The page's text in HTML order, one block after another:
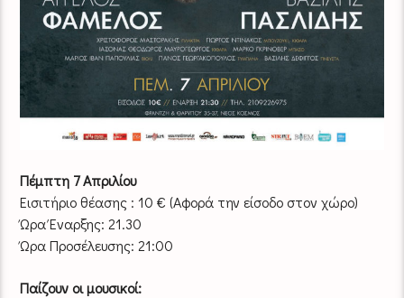
Πέμπτη 7 Απριλίου
Εισιτήριο θέασης : 10 € (Αφορά την είσοδο στον χώρο)
Ώρα Έναρξης: 21.30
Ώρα Προσέλευσης: 21:00
Παίζουν οι μουσικοί: